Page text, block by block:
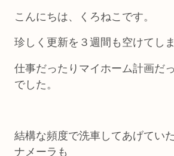
こんにちは、くろねこです。
珍しく更新を３週間も空けてし
仕事だったりマイホーム計画だ
でした。
結構な頻度で洗車してあげてい
ナメーラも